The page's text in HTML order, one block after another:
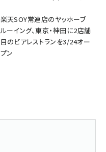
楽天SOY常連店のヤッホーブ
ルーイング、東京・神田に2店舗
目のビアレストランを3/24オー
プン